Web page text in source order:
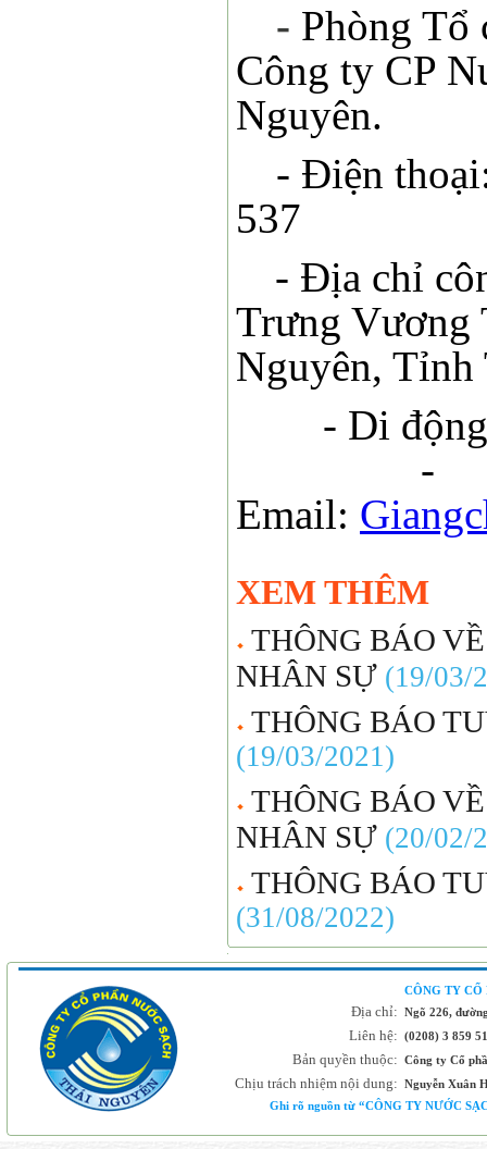
- Phòng Tổ
Công ty CP
Nguyên.
- Điện
- Địa chỉ
Trưng Vương
Nguyên, Tỉnh
- Di
-
Email:
XEM THÊM
THÔNG BÁO
NHÂN SỰ (19/03/
THÔNG BÁO
(19/03/2021)
THÔNG BÁO
NHÂN SỰ (20/02/
THÔNG BÁO
(31/08/2022)
CÔNG TY CỔ
Địa chỉ: Ngõ 226,
Liên hệ: (0208) 3 859
Bản quyền thuộc: Công ty Cổ
Chịu trách nhiệm nội dung: Nguyễn Xuân
Ghi rõ nguồn từ “CÔNG TY NƯỚC